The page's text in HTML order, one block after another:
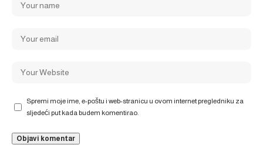
Spremi moje ime, e-poštu i web-stranicu u ovom internet pregledniku za
sljedeći put kada budem komentirao.